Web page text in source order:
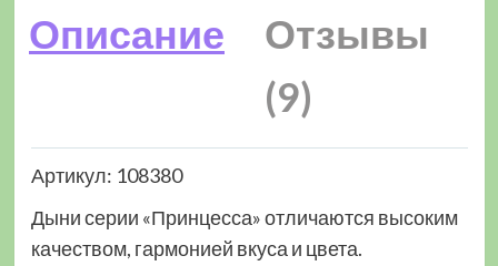
Описание
Отзывы
(9)
Артикул: 108380
Дыни серии «Принцесса» отличаются высоким
качеством, гармонией вкуса и цвета.